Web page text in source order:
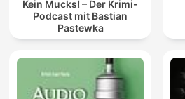
Kein Mucks! – Der Krimi-
Podcast mit Bastian
Pastewka